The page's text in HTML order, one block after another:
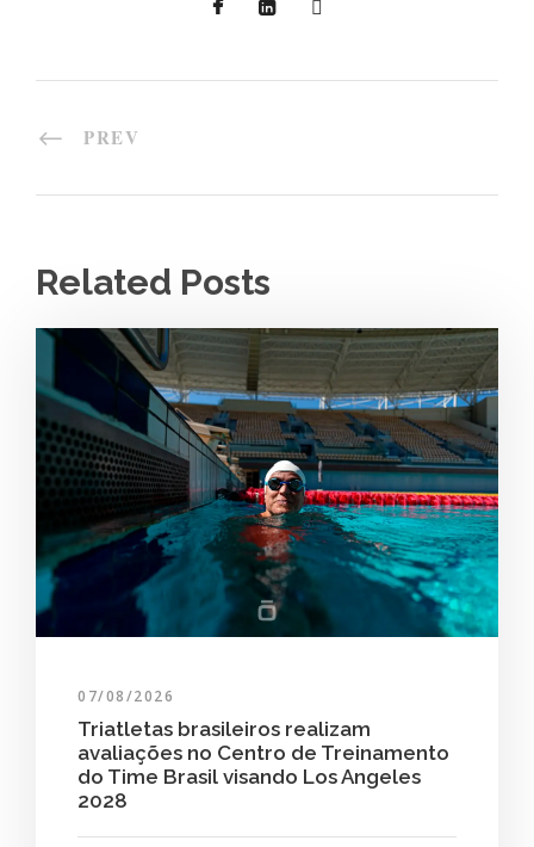
PREV
Related Posts
07/08/2026
Triatletas brasileiros realizam
avaliações no Centro de Treinamento
do Time Brasil visando Los Angeles
2028